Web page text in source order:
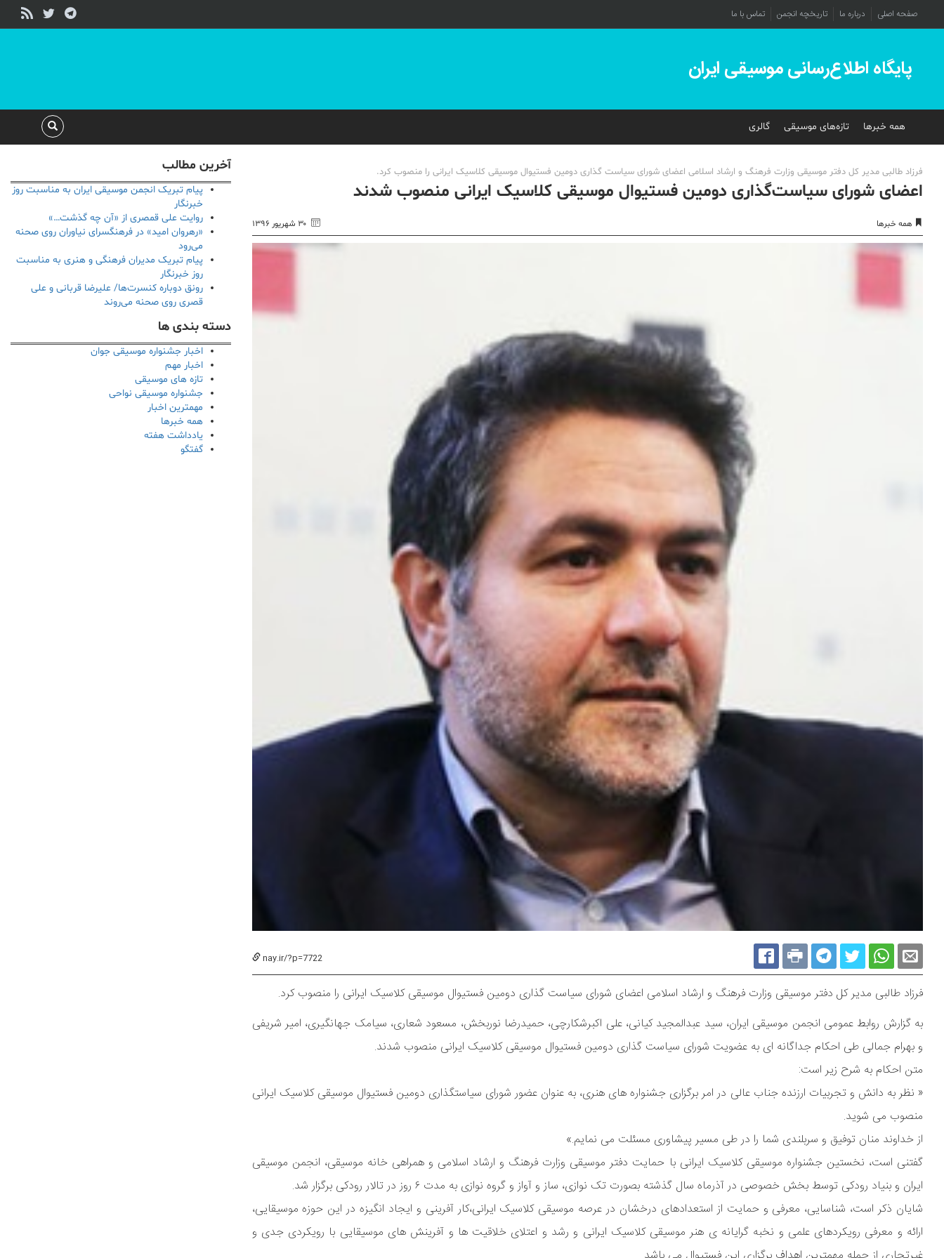
صفحه اصلی درباره ما تاریخچه انجمن تماس با ما
پایگاه اطلاع‌رسانی موسیقی ایران
همه خبرها تازه‌های موسیقی گالری
فرزاد طالبی مدیر کل دفتر موسیقی وزارت فرهنگ و ارشاد اسلامی اعضای شورای سیاست گذاری دومین فستیوال موسیقی کلاسیک ایرانی را منصوب کرد.
اعضای شورای سیاست‌گذاری دومین فستیوال موسیقی کلاسیک ایرانی منصوب شدند
همه خبرها ۳۰ شهریور ۱۳۹۶
nay.ir/?p=7722
فرزاد طالبی مدیر کل دفتر موسیقی وزارت فرهنگ و ارشاد اسلامی اعضای شورای سیاست گذاری دومین فستیوال موسیقی کلاسیک ایرانی را منصوب کرد.
به گزارش روابط عمومی انجمن موسیقی ایران، سید عبدالمجید کیانی، علی اکبرشکارچی، حمیدرضا نوربخش، مسعود شعاری، سیامک جهانگیری، امیر شریفی
و بهرام جمالی طی احکام جداگانه ای به عضویت شورای سیاست گذاری دومین فستیوال موسیقی کلاسیک ایرانی منصوب شدند.
متن احکام به شرح زیر است:
« نظر به دانش و تجربیات ارزنده جناب عالی در امر برگزاری جشنواره های هنری، به عنوان عضور شورای سیاستگذاری دومین فستیوال موسیقی کلاسیک ایرانی
منصوب می شوید.
از خداوند منان توفیق و سربلندی شما را در طی مسیر پیشاوری مسئلت می نمایم.»
گفتنی است، نخستین جشنواره موسیقی کلاسیک ایرانی با حمایت دفتر موسیقی وزارت فرهنگ و ارشاد اسلامی و همراهی خانه موسیقی، انجمن موسیقی
ایران و بنیاد رودکی توسط بخش خصوصی در آذرماه سال گذشته بصورت تک نوازی، ساز و آواز و گروه نوازی به مدت ۶ روز در تالار رودکی برگزار شد.
شایان ذکر است، شناسایی، معرفی و حمایت از استعدادهای درخشان در عرصه موسیقی کلاسیک ایرانی،کار آفرینی و ایجاد انگیزه در این حوزه موسیقایی،
ارائه و معرفی رویکردهای علمی و نخبه گرایانه ی هنر موسیقی کلاسیک ایرانی و رشد و اعتلای خلاقیت ها و آفرینش های موسیقایی با رویکردی جدی و
آخرین مطالب
پیام تبریک انجمن موسیقی ایران به مناسبت روز
خبرنگار
روایت علی قمصری از «آن چه گذشت…»
«رهروان امید» در فرهنگسرای نیاوران روی صحنه
می‌رود
پیام تبریک مدیران فرهنگی و هنری به مناسبت
روز خبرنگار
رونق دوباره کنسرت‌ها/ علیرضا قربانی و علی
قصری روی صحنه می‌روند
دسته بندی ها
اخبار جشنواره موسیقی جوان
اخبار مهم
تازه های موسیقی
جشنواره موسیقی نواحی
مهمترین اخبار
همه خبرها
یادداشت هفته
گفتگو